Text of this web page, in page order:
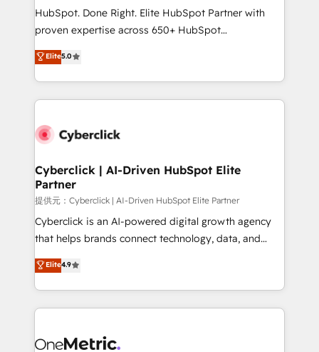
architecture, AI enablement, and strategic marketing,
delivered through our proprietary FLAIR framework
Partner and ISO 27001:2022 certified consultancy,
we blend strategy, creativity, and technology to help
HubSpot. Done Right. Elite HubSpot Partner with
proven expertise across 650+ HubSpot
implementations. With 12+ years of HubSpot
experience, we help you use the HubSpot platform
to its fullest capacity, improve your current HubSpot
website, or build your new one.
Elite5.0
Cyberclick | AI-Driven HubSpot Elite
Partner
提供元：Cyberclick | AI-Driven HubSpot Elite Partner
Cyberclick is an AI-powered digital growth agency
that helps brands connect technology, data, and
creativity to achieve measurable results. Founded in
Barcelona and operating across Spain, LATAM, and
the UK, we support global companies in building
smarter marketing, sales, and customer success
Iberia (Spain & Portugal), we combine human insight
Elite4.9